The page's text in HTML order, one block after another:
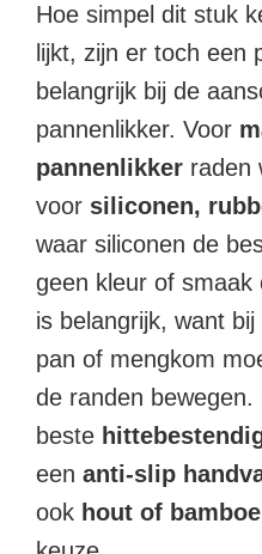
Hoe simpel dit stuk
lijkt, zijn er toch een
belangrijk bij de
pannenlikker. Voor
pannenlikker raden
voor siliconen,
waar siliconen de
geen kleur of smaak
is belangrijk, want
pan of mengkom
de randen
beste
een anti-slip
ook hout of bamboe